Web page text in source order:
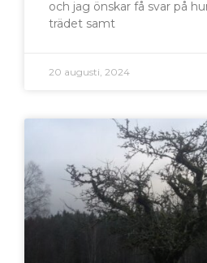
och jag önskar få svar på
trädet samt
20 augusti, 2024